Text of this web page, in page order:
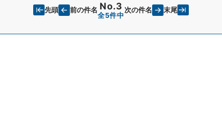
先頭 前の件名 No.3
全5件中
次の件名 末尾